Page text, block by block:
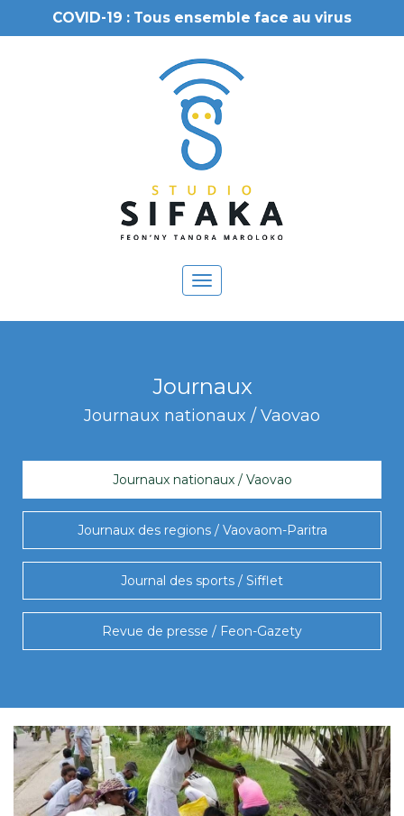
COVID-19 : Tous ensemble face au virus
Toggle
navigation
Journaux
Journaux nationaux / Vaovao
Journaux nationaux / Vaovao
Journaux des regions / Vaovaom-Paritra
Journal des sports / Sifflet
Revue de presse / Feon-Gazety